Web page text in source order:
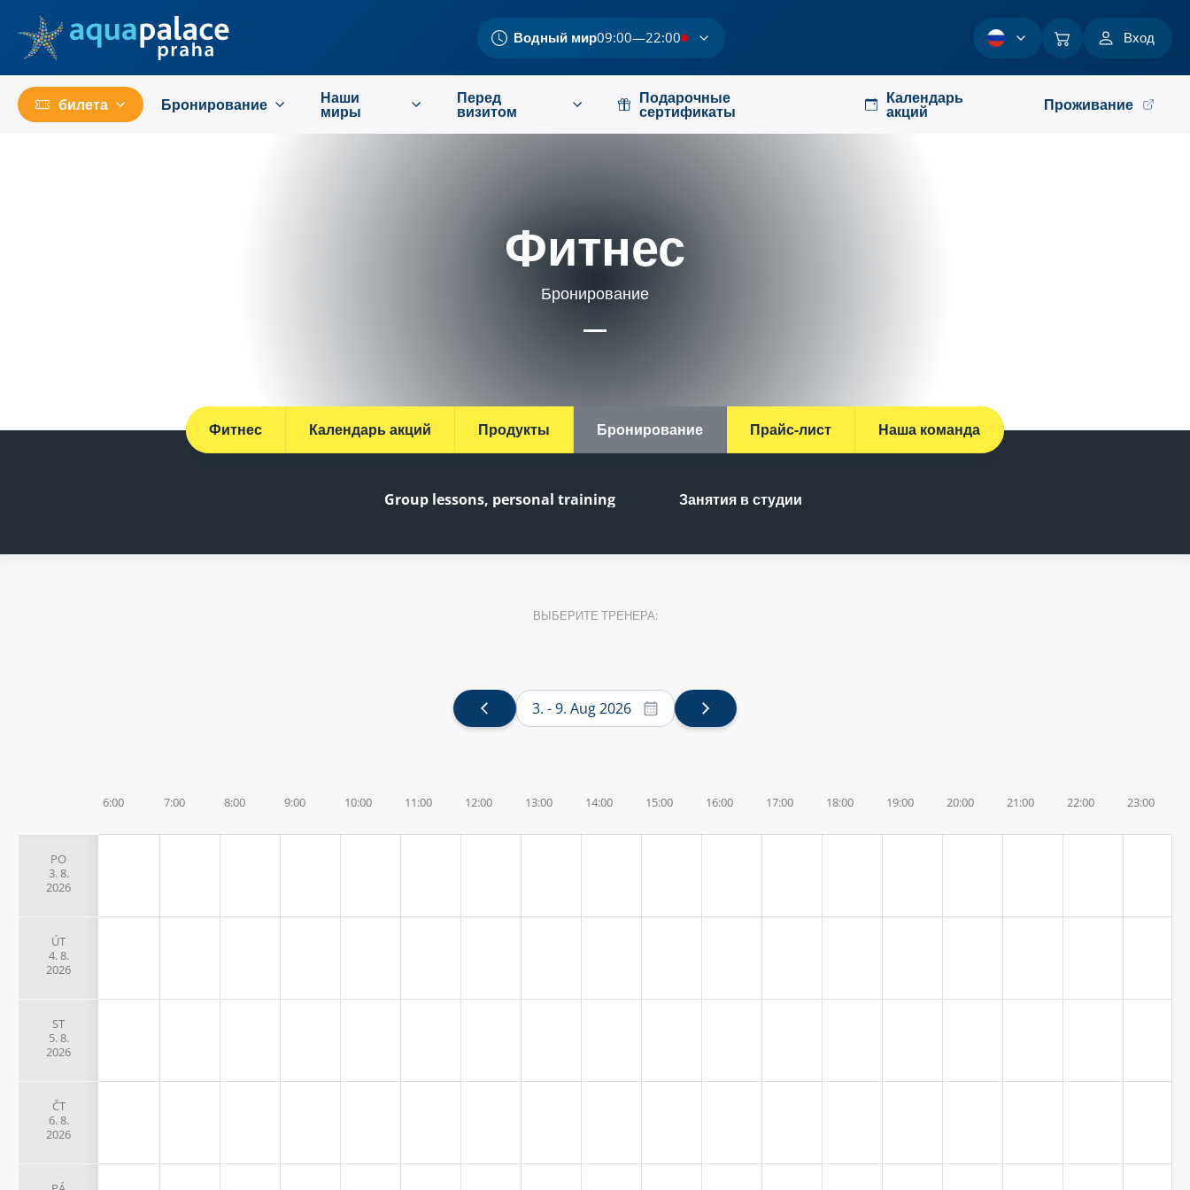
Водный мир09:00—22:00 Вход
билета Бронирование Наши
миры
Перед
визитом
Подарочные
сертификаты
Календарь
акций Проживание
Фитнес
Бронирование
Фитнес Календарь акций Продукты Бронирование Прайс-лист Наша команда
Group lessons, personal training Занятия в студии
ВЫБЕРИТЕ ТРЕНЕРА:
3. - 9. Aug 2026
6:00 7:00 8:00 9:00 10:00 11:00 12:00 13:00 14:00 15:00 16:00 17:00 18:00 19:00 20:00 21:00 22:00 23:00
PO
3. 8.
2026
ÚT
4. 8.
2026
ST
5. 8.
2026
ČT
6. 8.
2026